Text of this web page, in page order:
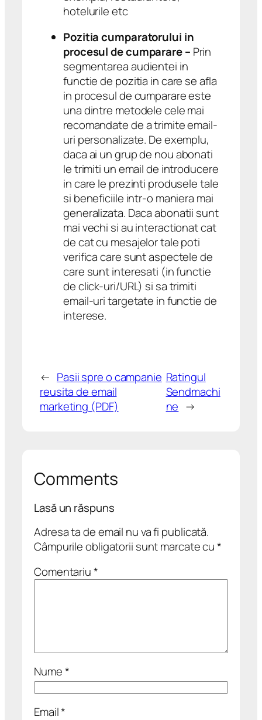
hotelurile etc
Pozitia cumparatorului in
procesul de cumparare – Prin
segmentarea audientei in
functie de pozitia in care se afla
in procesul de cumparare este
una dintre metodele cele mai
recomandate de a trimite email-
uri personalizate. De exemplu,
daca ai un grup de nou abonati
le trimiti un email de introducere
in care le prezinti produsele tale
si beneficiile intr-o maniera mai
generalizata. Daca abonatii sunt
mai vechi si au interactionat cat
de cat cu mesajelor tale poti
verifica care sunt aspectele de
care sunt interesati (in functie
de click-uri/URL) si sa trimiti
email-uri targetate in functie de
interese.
← Pasii spre o campanie
reusita de email
marketing (PDF)
Ratingul
Sendmachi
ne →
Comments
Lasă un răspuns
Adresa ta de email nu va fi publicată.
Câmpurile obligatorii sunt marcate cu*
Comentariu*
Nume*
Email*